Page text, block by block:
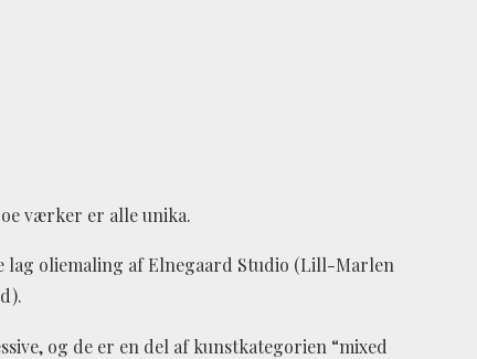
værker er alle unika.
lag oliemaling af Elnegaard Studio (Lill-Marlen
og de er en del af kunstkategorien “mixed